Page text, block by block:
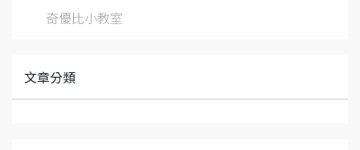
奇優比小教室
文章分類